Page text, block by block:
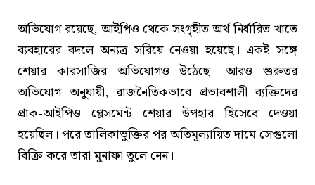
অভিযোগ রয়েছে, আইপিও থেকে সংগৃহীত অর্থ নির্ধারিত খাতে
ব্যবহারের বদলে অন্যত্র সরিয়ে নেওয়া হয়েছে। একই সঙ্গে
শেয়ার কারসাজির অভিযোগও উঠেছে। আরও গুরুতর
অভিযোগ অনুযায়ী, রাজনৈতিকভাবে প্রভাবশালী ব্যক্তিদের
প্রাক-আইপিও প্লেসমেন্ট শেয়ার উপহার হিসেবে দেওয়া
হয়েছিল। পরে তালিকাভুক্তির পর অতিমূল্যায়িত দামে সেগুলো
বিক্রি করে তারা মুনাফা তুলে নেন।